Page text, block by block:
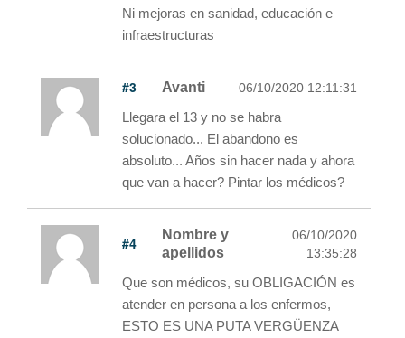
Ni mejoras en sanidad, educación e
infraestructuras
#3 Avanti 06/10/2020 12:11:31
Llegara el 13 y no se habra
solucionado... El abandono es
absoluto... Años sin hacer nada y ahora
que van a hacer? Pintar los médicos?
#4
Nombre y
apellidos
06/10/2020
13:35:28
Que son médicos, su OBLIGACIÓN es
atender en persona a los enfermos,
ESTO ES UNA PUTA VERGÜENZA